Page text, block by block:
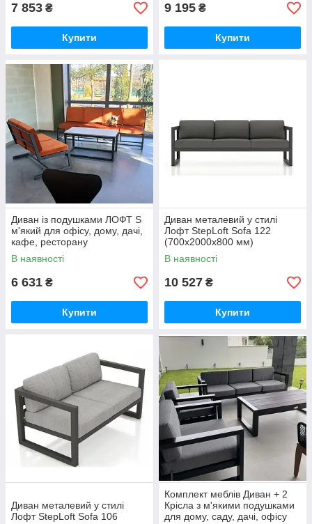
7 853 ₴
Купити
9 195 ₴
Купити
Диван із подушками ЛОФТ S
м'який для офісу, дому, дачі,
кафе, ресторану
В наявності
6 631 ₴
Купити
Диван металевий у стилі
Лофт StepLoft Sofa 122
(700x2000x800 мм)
В наявності
10 527 ₴
Купити
Диван металевий у стилі
Лофт StepLoft Sofa 106
Комплект меблів Диван + 2
Крісла з м'якими подушками
для дому, саду, дачі, офісу